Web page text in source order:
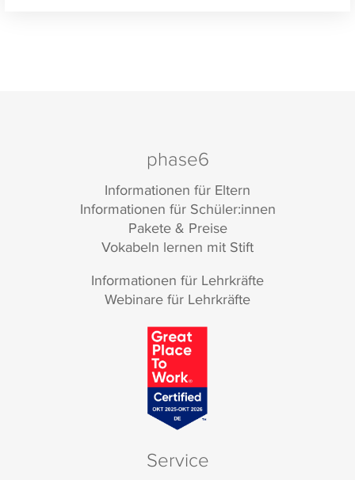
phase6
Informationen für Eltern
Informationen für Schüler:innen
Pakete & Preise
Vokabeln lernen mit Stift
Informationen für Lehrkräfte
Webinare für Lehrkräfte
Service